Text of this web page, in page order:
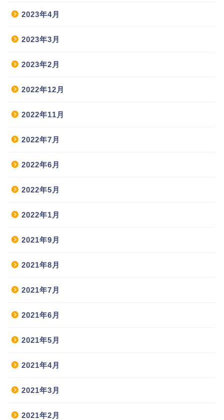
2023年4月
2023年3月
2023年2月
2022年12月
2022年11月
2022年7月
2022年6月
2022年5月
2022年1月
2021年9月
2021年8月
2021年7月
2021年6月
2021年5月
2021年4月
2021年3月
2021年2月